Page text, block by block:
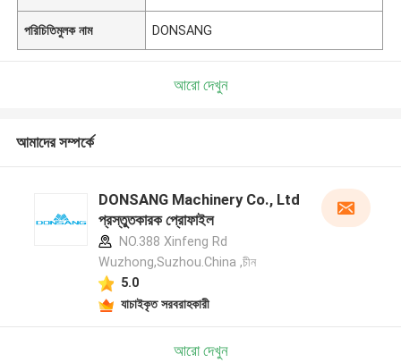
পরিচিতিমুলক নাম DONSANG
আরো দেখুন
আমাদের সম্পর্কে
DONSANG Machinery Co., Ltd
প্রস্তুতকারক প্রোফাইল
NO.388 Xinfeng Rd
Wuzhong,Suzhou.China ,চীন
5.0
যাচাইকৃত সরবরাহকারী
আরো দেখুন